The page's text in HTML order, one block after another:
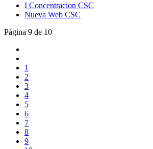
I Concentracion CSC
Nueva Web CSC
Página 9 de 10
1
2
3
4
5
6
7
8
9